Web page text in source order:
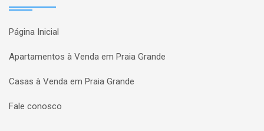
Página Inicial
Apartamentos à Venda em Praia Grande
Casas à Venda em Praia Grande
Fale conosco